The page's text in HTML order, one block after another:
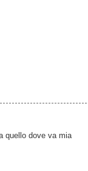
quello dove va mia